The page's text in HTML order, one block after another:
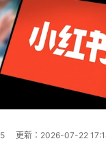
更新： 2026-07-22